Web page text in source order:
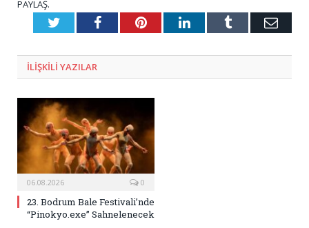
PAYLAŞ.
TwitterFacebookPinterestLinkedInTumblr E-
ILIŞKILI YAZILAR
06.08.2026 0
23. Bodrum Bale Festivali’nde
“Pinokyo.exe” Sahnelenecek